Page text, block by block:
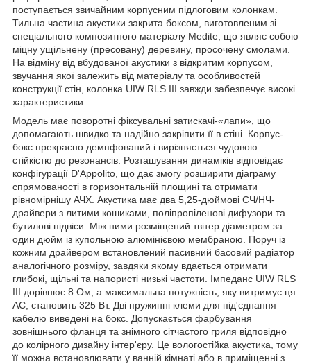
поступається звичайним корпусним підлоговим колонкам.
Тильна частина акустики закрита боксом, виготовленим зі
спеціального композитного матеріалу Medite, що являє собою
міцну ущільнену (пресовану) деревину, просочену смолами.
На відміну від вбудованої акустики з відкритим корпусом,
звучання якої залежить від матеріалу та особливостей
конструкції стін, колонка UIW RLS III завжди забезпечує високі
характеристики.
Модель має поворотні фіксувальні затискачі-«лапи», що
допомагають швидко та надійно закріпити її в стіні. Корпус-
бокс прекрасно демпфований і вирізняється чудовою
стійкістю до резонансів. Розташування динаміків відповідає
конфігурації D'Appolito, що дає змогу розширити діаграму
спрямованості в горизонтальній площині та отримати
рівномірнішу АЧХ. Акустика має два 5,25-дюймові СЧ/НЧ-
драйвери з литими кошиками, поліпропіленові дифузори та
бутилові підвіси. Між ними розміщений твітер діаметром за
один дюйм із купольною алюмінієвою мембраною. Поруч із
кожним драйвером встановлений пасивний басовий радіатор
аналогічного розміру, завдяки якому вдається отримати
глибокі, щільні та напористі низькі частоти. Імпеданс UIW RLS
III дорівнює 8 Ом, а максимальна потужність, яку витримує ця
АС, становить 325 Вт. Дві пружинні клеми для під'єднання
кабелю виведені на бокс. Допускається фарбування
зовнішнього фланця та знімного сітчастого гриля відповідно
до колірного дизайну інтер'єру. Це вологостійка акустика, тому
її можна встановлювати у ванній кімнаті або в приміщенні з